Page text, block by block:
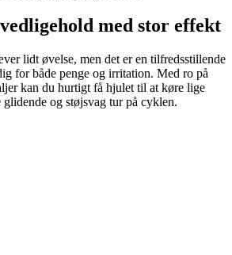
med stor effekt
lidt øvelse, men det er en tilfredsstillende
for både penge og irritation. Med ro på
kan du hurtigt få hjulet til at køre lige
og støjsvag tur på cyklen.